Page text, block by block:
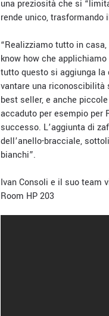
una preziosità che si
rende unico,
“Realizziamo tutto in
know how che
tutto questo si aggiunga la
vantare una riconoscibilità
best seller, e anche
accaduto per esempio per
successo. L’aggiunta di
dell’anello-bracciale,
bianchi”.
Ivan Consoli e il suo team
Room HP 203